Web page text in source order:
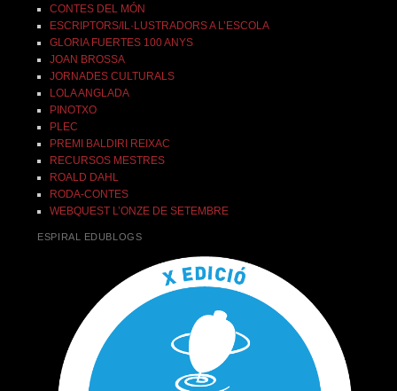
CONTES DEL MÓN
ESCRIPTORS/IL·LUSTRADORS A L’ESCOLA
GLORIA FUERTES 100 ANYS
JOAN BROSSA
JORNADES CULTURALS
LOLA ANGLADA
PINOTXO
PLEC
PREMI BALDIRI REIXAC
RECURSOS MESTRES
ROALD DAHL
RODA-CONTES
WEBQUEST L’ONZE DE SETEMBRE
ESPIRAL EDUBLOGS